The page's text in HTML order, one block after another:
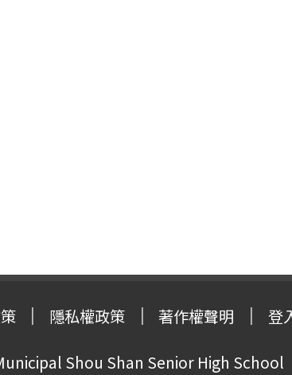
隱私權政策 著作權聲明 登
Shou Shan Senior High School